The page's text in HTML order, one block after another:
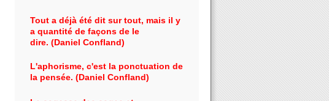
Tout a déjà été dit sur tout, mais il y
a quantité de façons de le
dire. (Daniel Confland)
L'aphorisme, c'est la ponctuation de
la pensée. (Daniel Confland)